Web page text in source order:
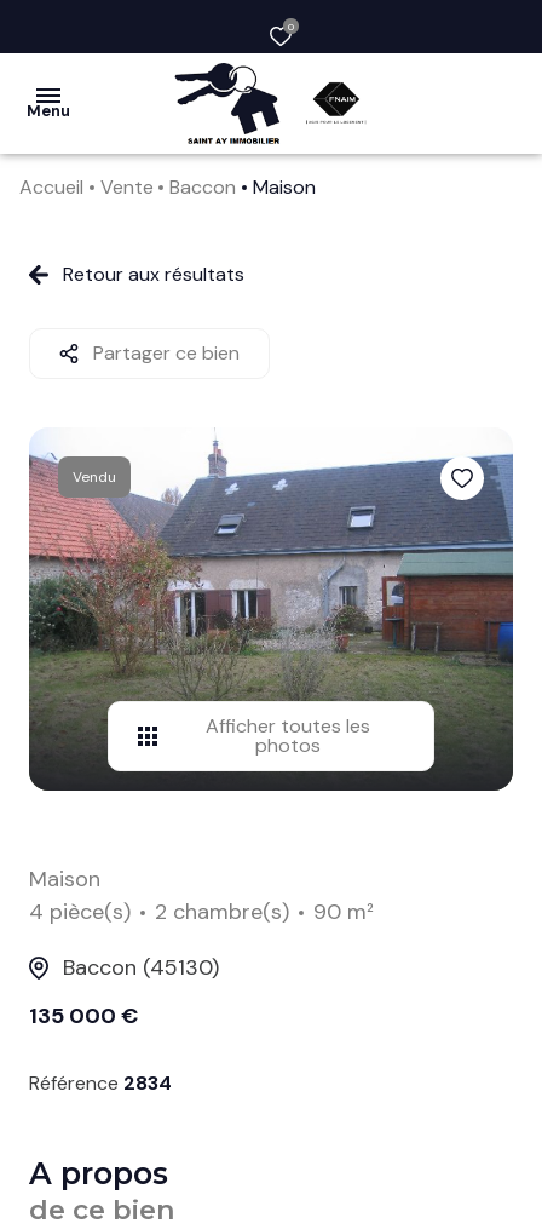
0
Menu
vendre
société
services
avis
clients
contact
Accueil Vente Baccon Maison
Retour aux résultats
Partager ce bien
Vendu
Afficher toutes les
photos
Maison
4 pièce(s)
2 chambre(s)
90 m²
Baccon (45130)
135 000 €
Référence 2834
A propos
de ce bien